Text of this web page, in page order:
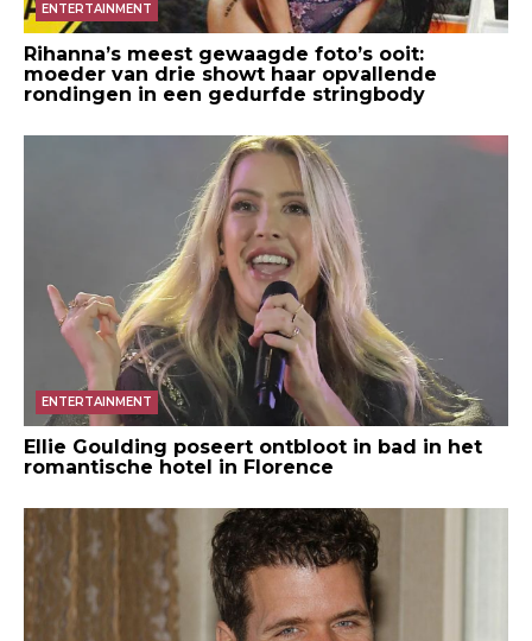
ENTERTAINMENT
Rihanna’s meest gewaagde foto’s ooit:
moeder van drie showt haar opvallende
rondingen in een gedurfde stringbody
ENTERTAINMENT
Ellie Goulding poseert ontbloot in bad in het
romantische hotel in Florence